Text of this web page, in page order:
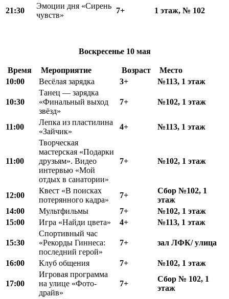
21:30
Эмоции дня «Сирень
чувств»
7+ 1 этаж, № 102
Воскресенье 10 мая
Время Мероприятие Возраст
Место
10:00
Весёлая зарядка 3+ №113, 1 этаж
10:30
Танец — зарядка
«Финальный выход
звёзд»
7+ №102, 1 этаж
11:00
Лепка из пластилина
«Зайчик»
4+ №113, 1 этаж
11:00
Творческая
мастерская «Подарки
друзьям». Видео
интервью «Мой
отдых в санатории»
7+ №102, 1 этаж
12:00
Квест «В поисках
потерянного кадра»
7+
Сбор №102, 1
этаж
14:00
Мультфильмы 7+
№102, 1 этаж
15:00
Игра «Найди цвета» 4+ №113, 1 этаж
15:30
Спортивный час
«Рекорды Гиннеса:
последний герой»
7+ зал ЛФК/ улица
16:00 Клуб общения 7+ №102, 1 этаж
17:00
Игровая программа
на улице «Фото-
драйв»
7+
Сбор № 102, 1
этаж